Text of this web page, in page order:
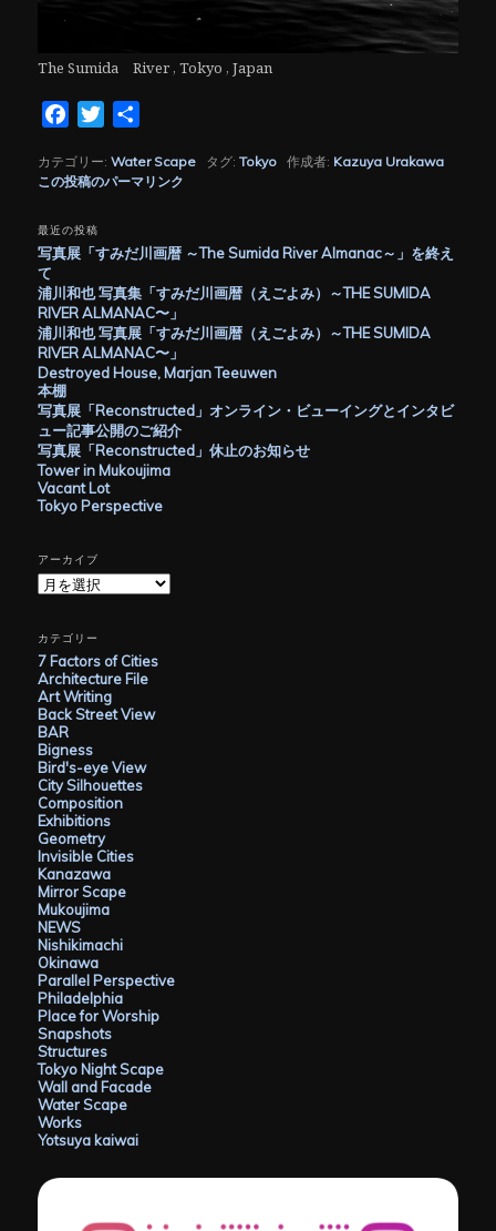
The Sumida River , Tokyo , Japan
FacebookTwitter
カテゴリー:Water Scape タグ:Tokyo 作成者: Kazuya Urakawa
この投稿のパーマリンク
最近の投稿
写真展「すみだ川画暦 ～The Sumida River Almanac～」を終え
て
浦川和也 写真集「すみだ川画暦（えごよみ）～THE SUMIDA
RIVER ALMANAC〜」
浦川和也 写真展「すみだ川画暦（えごよみ）～THE SUMIDA
RIVER ALMANAC〜」
Destroyed House, Marjan Teeuwen
本棚
写真展「Reconstructed」オンライン・ビューイングとインタビ
ュー記事公開のご紹介
写真展「Reconstructed」休止のお知らせ
Tower in Mukoujima
Vacant Lot
Tokyo Perspective
アーカイブ
ア
ー
イ
ブ
カテゴリー
7 Factors of Cities
Architecture File
Art Writing
Back Street View
BAR
Bigness
Bird's-eye View
City Silhouettes
Composition
Exhibitions
Geometry
Invisible Cities
Kanazawa
Mirror Scape
Mukoujima
NEWS
Nishikimachi
Okinawa
Parallel Perspective
Philadelphia
Place for Worship
Snapshots
Structures
Tokyo Night Scape
Wall and Facade
Water Scape
Works
Yotsuya kaiwai